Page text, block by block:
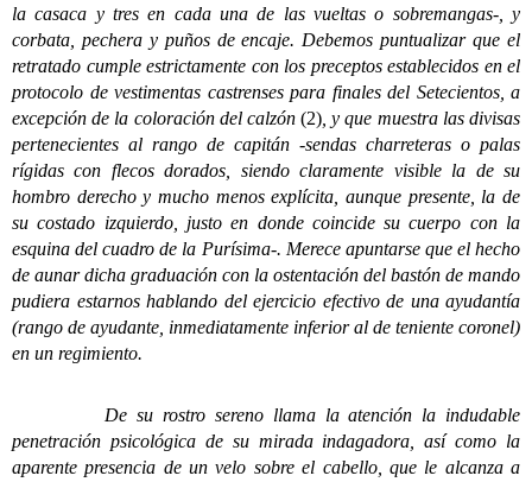
la casaca y tres en cada una de las vueltas o sobremangas-, y
corbata, pechera y puños de encaje. Debemos puntualizar que el
retratado cumple estrictamente con los preceptos establecidos en el
protocolo de vestimentas castrenses para finales del Setecientos, a
excepción de la coloración del calzón(2) , y que muestra las divisas
pertenecientes al rango de capitán -sendas charreteras o palas
rígidas con flecos dorados, siendo claramente visible la de su
hombro derecho y mucho menos explícita, aunque presente, la de
su costado izquierdo, justo en donde coincide su cuerpo con la
esquina del cuadro de la Purísima-. Merece apuntarse que el hecho
de aunar dicha graduación con la ostentación del bastón de mando
pudiera estarnos hablando del ejercicio efectivo de una ayudantía
(rango de ayudante, inmediatamente inferior al de teniente coronel)
en un regimiento.
De su rostro sereno llama la atención la indudable
penetración psicológica de su mirada indagadora, así como la
aparente presencia de un velo sobre el cabello, que le alcanza a